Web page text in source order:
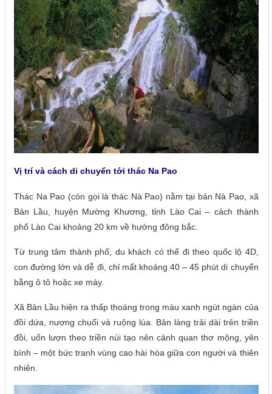
Vị trí và cách di chuyển tới thác Na Pao
Thác Na Pao (còn gọi là thác Nà Pao) nằm tại bản Nà Pao, xã
Bản Lầu, huyện Mường Khương, tỉnh Lào Cai – cách thành
phố Lào Cai khoảng 20 km về hướng đông bắc.
Từ trung tâm thành phố, du khách có thể đi theo quốc lộ 4D,
con đường lớn và dễ đi, chỉ mất khoảng 40 – 45 phút di chuyển
bằng ô tô hoặc xe máy.
Xã Bản Lầu hiện ra thấp thoáng trong màu xanh ngút ngàn của
đồi dứa, nương chuối và ruộng lúa. Bản làng trải dài trên triền
đồi, uốn lượn theo triền núi tạo nên cảnh quan thơ mộng, yên
bình – một bức tranh vùng cao hài hòa giữa con người và thiên
nhiên.